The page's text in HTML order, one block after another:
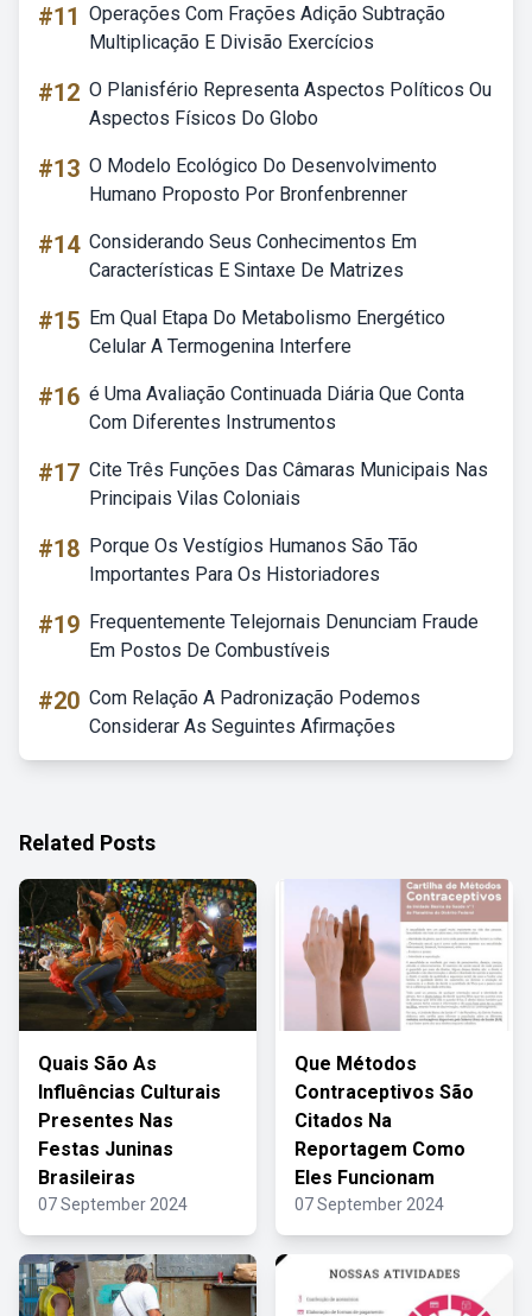
#11 Operações Com Frações Adição Subtração
Multiplicação E Divisão Exercícios
#12 O Planisfério Representa Aspectos Políticos Ou
Aspectos Físicos Do Globo
#13 O Modelo Ecológico Do Desenvolvimento
Humano Proposto Por Bronfenbrenner
#14 Considerando Seus Conhecimentos Em
Características E Sintaxe De Matrizes
#15 Em Qual Etapa Do Metabolismo Energético
Celular A Termogenina Interfere
#16 é Uma Avaliação Continuada Diária Que Conta
Com Diferentes Instrumentos
#17 Cite Três Funções Das Câmaras Municipais Nas
Principais Vilas Coloniais
#18 Porque Os Vestígios Humanos São Tão
Importantes Para Os Historiadores
#19 Frequentemente Telejornais Denunciam Fraude
Em Postos De Combustíveis
#20 Com Relação A Padronização Podemos
Considerar As Seguintes Afirmações
Related Posts
Quais São As
Influências Culturais
Presentes Nas
Festas Juninas
Brasileiras
07 September 2024
Que Métodos
Contraceptivos São
Citados Na
Reportagem Como
Eles Funcionam
07 September 2024